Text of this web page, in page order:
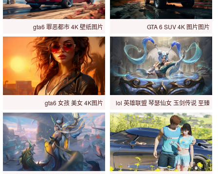
gta6 罪恶都市 4K 壁纸图片 GTA 6 SUV 4K 图片图片
gta6 女孩 美女 4K图片
lol 英雄联盟 琴瑟仙女 玉剑传说 至臻
娑娜 5图片